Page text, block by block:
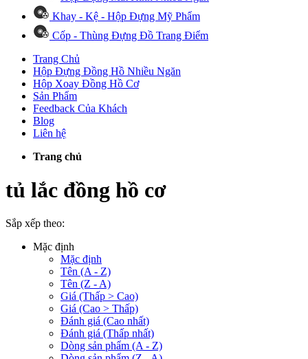
Khay - Kệ - Hộp Đựng Mỹ Phẩm
Cốp - Thùng Đựng Đồ Trang Điểm
Trang Chủ
Hộp Đựng Đồng Hồ Nhiều Ngăn
Hộp Xoay Đồng Hồ Cơ
Sản Phẩm
Feedback Của Khách
Blog
Liên hệ
Trang chủ
tủ lắc đồng hồ cơ
Sắp xếp theo:
Mặc định
Mặc định
Tên (A - Z)
Tên (Z - A)
Giá (Thấp > Cao)
Giá (Cao > Thấp)
Đánh giá (Cao nhất)
Đánh giá (Thấp nhất)
Dòng sản phẩm (A - Z)